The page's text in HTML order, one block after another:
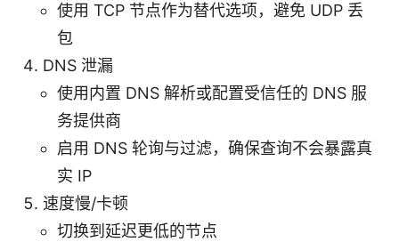
使用 TCP 节点作为替代选项，避免 UDP 丢
包
DNS 泄漏
使用内置 DNS 解析或配置受信任的 DNS 服
务提供商
启用 DNS 轮询与过滤，确保查询不会暴露真
实 IP
速度慢/卡顿
切换到延迟更低的节点